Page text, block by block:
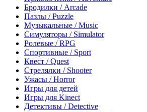
Бродилки / Arcade
Пазлы / Puzzle
Музыкальные / Music
Симуляторы / Simulator
Ролевые / RPG
Спортивные / Sport
Квест / Quest
Стрелялки / Shooter
Ужасы / Horror
Игры для детей
Игры для Kinect
Детективы / Detective